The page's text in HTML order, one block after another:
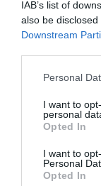
IAB’s list of
also be
Downstream
Please note that
not limited to
grant or deny
use your data
consent section.
Personal
I want to
personal
Opted In
I want to
Personal
Opted In
05.08.2026 | 22:02
Αδειάζουν